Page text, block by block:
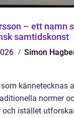
– ett namn
samtidskonst
Simon
kännetecknas
normer
och istället